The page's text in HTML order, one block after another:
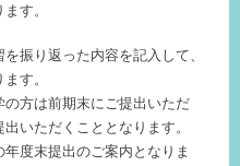
す。
振り返った内容を記入して、
す。
方は前期末にご提出いただ
いただくこととなります。
度末提出のご案内となりま